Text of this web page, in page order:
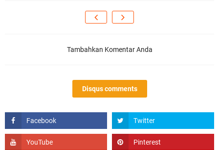
Tambahkan Komentar Anda
Disqus comments